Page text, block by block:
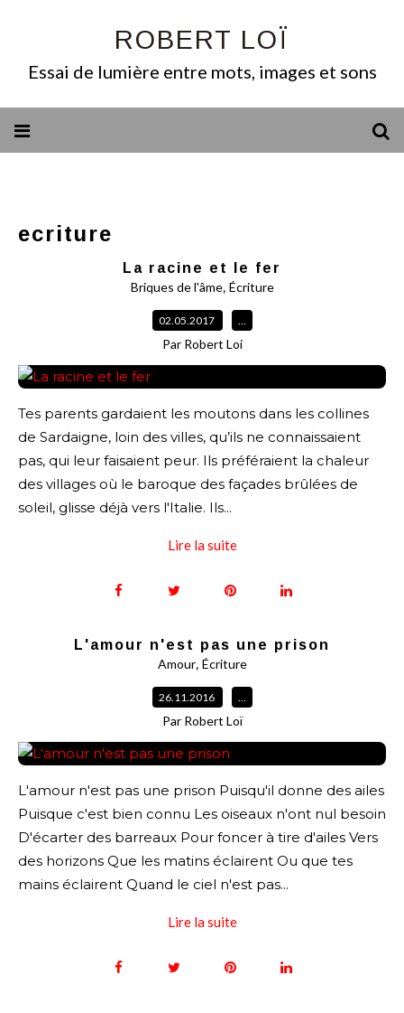
ROBERT LOÏ
Essai de lumière entre mots, images et sons
ecriture
La racine et le fer
Briques de l'âme, Écriture
02.05.2017 …
Par Robert Loi
Tes parents gardaient les moutons dans les collines
de Sardaigne, loin des villes, qu’ils ne connaissaient
pas, qui leur faisaient peur. Ils préféraient la chaleur
des villages où le baroque des façades brûlées de
soleil, glisse déjà vers l'Italie. Ils...
Lire la suite
L'amour n'est pas une prison
Amour, Écriture
26.11.2016 …
Par Robert Loï
L'amour n'est pas une prison Puisqu'il donne des ailes
Puisque c'est bien connu Les oiseaux n'ont nul besoin
D'écarter des barreaux Pour foncer à tire d'ailes Vers
des horizons Que les matins éclairent Ou que tes
mains éclairent Quand le ciel n'est pas...
Lire la suite